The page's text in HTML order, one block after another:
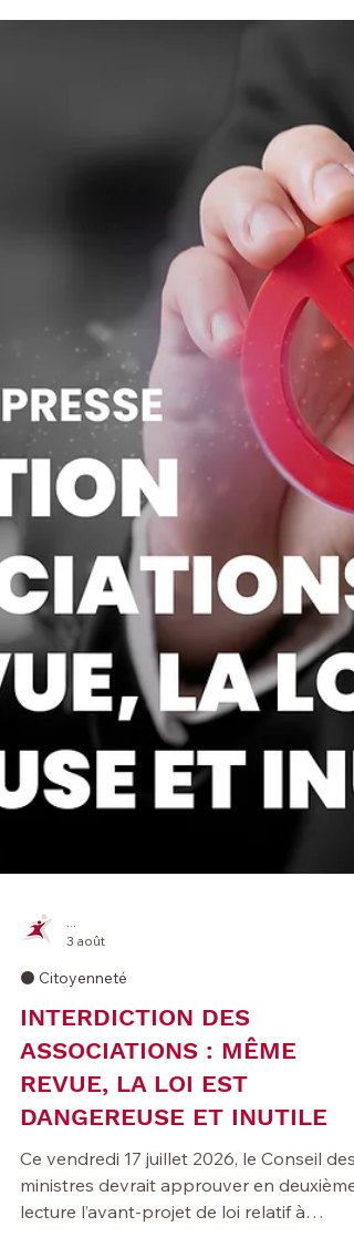
...
3 août
⚫️ Citoyenneté
INTERDICTION DES
ASSOCIATIONS : MÊME
REVUE, LA LOI EST
DANGEREUSE ET INUTILE